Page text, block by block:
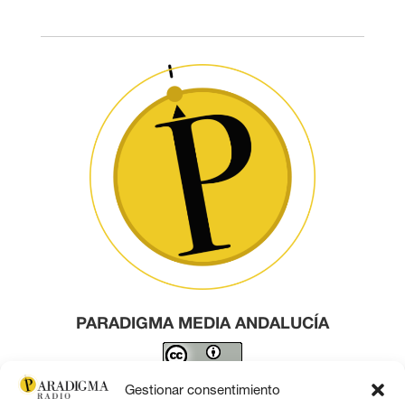
Gestionar consentimiento
PARADIGMA MEDIA ANDALUCÍA
Este obra está bajo una licencia de Creative Commons